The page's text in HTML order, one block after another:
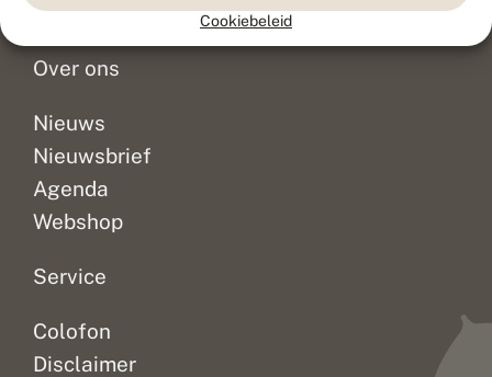
Cookiebeleid
Doneer
Over ons
Nieuws
Nieuwsbrief
Agenda
Webshop
Service
Colofon
Disclaimer